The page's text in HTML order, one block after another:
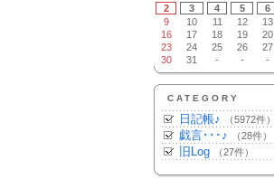
2
3 4 5 6
9
10 11 12 13
16
17 18 19 20
23
24 25 26 27
30
31 - - -
CATEGORY
日記帳♪ （5972件）
戯言･･･♪ （28件）
旧Log （27件）